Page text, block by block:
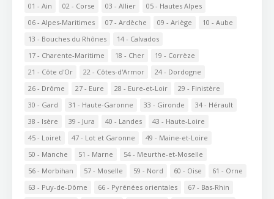
01 - Ain 02 - Corse 03 - Allier
05 - Hautes Alpes
06 - Alpes-Maritimes
07 - Ardèche 09 - Ariège
10 - Aube
13 - Bouches du Rhônes
14 - Calvados
17 - Charente-Maritime
18 - Cher
19 - Corrèze
21 - Côte d'Or
22 - Côtes-d'Armor
24 - Dordogne
26 - Drôme
27 - Eure 28 - Eure-et-Loir
29 - Finistère
30 - Gard
31 - Haute-Garonne 33 - Gironde
34 - Hérault
38 - Isère
39 - Jura 40 - Landes
43 - Haute-Loire
45 - Loiret
47 - Lot et Garonne
49 - Maine-et-Loire
50 - Manche
51 - Marne
54 - Meurthe-et-Moselle
56 - Morbihan
57 - Moselle 59 - Nord 60 - Oise
61 - Orne
63 - Puy-de-Dôme
66 - Pyrénées orientales
67 - Bas-Rhin